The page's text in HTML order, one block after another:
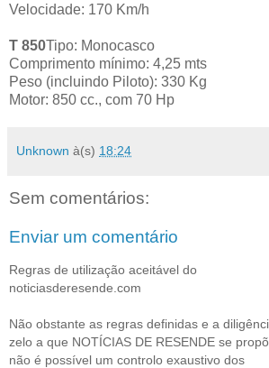
Velocidade: 170 Km/h
T 850Tipo: Monocasco
Comprimento mínimo: 4,25 mts
Peso (incluindo Piloto): 330 Kg
Motor: 850 cc., com 70 Hp
Unknown à(s) 18:24
Sem comentários:
Enviar um comentário
Regras de utilização aceitável do
noticiasderesende.com
Não obstante as regras definidas e a
zelo a que NOTÍCIAS DE RESENDE se
não é possível um controlo exaustivo dos